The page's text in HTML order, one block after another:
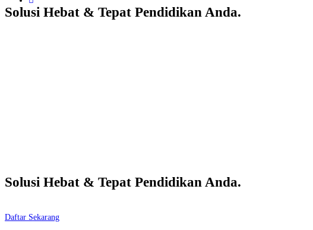
Solusi Hebat & Tepat Pendidikan Anda.
Solusi Hebat & Tepat Pendidikan Anda.
Daftar Sekarang